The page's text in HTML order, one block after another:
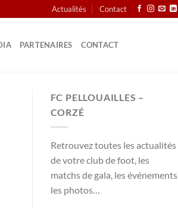
Actualités Contact
PARTENAIRES CONTACT
FC PELLOUAILLES –
CORZÉ
Retrouvez toutes les actualités
de votre club de foot, les
matchs de gala, les événements,
les photos…